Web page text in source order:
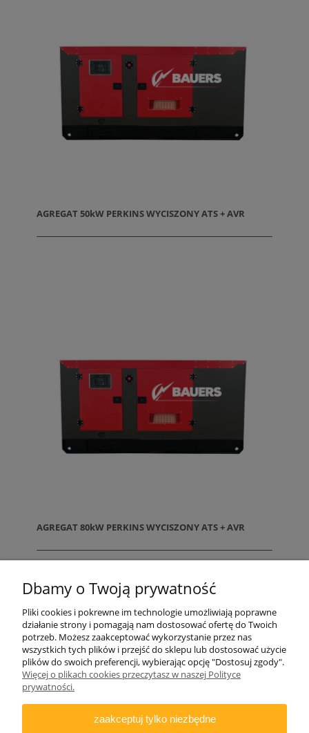
AGREGAT 50kW PERKINS WYCISZONY ATS + AVR
AGREGAT 80kW PERKINS WYCISZONY ATS + AVR
ZAMAWIANIE
Dbamy o Twoją prywatność
Pliki cookies i pokrewne im technologie umożliwiają poprawne
działanie strony i pomagają nam dostosować ofertę do Twoich
potrzeb. Możesz zaakceptować wykorzystanie przez nas
wszystkich tych plików i przejść do sklepu lub dostosować użycie
plików do swoich preferencji, wybierając opcję "Dostosuj zgody".
Więcej o plikach cookies przeczytasz w naszej Polityce
prywatności.
zaakceptuj tylko niezbędne